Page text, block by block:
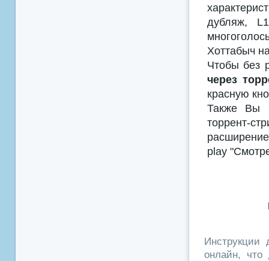
дубляж,
Хоттабыч
Чтобы без
через
красную
Также Вы
торрент-
play
Инструкции
онлайн, что